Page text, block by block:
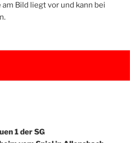
Bild liegt vor und kann bei
1 der SG